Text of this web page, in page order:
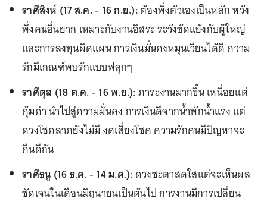
ราศีสิงห์ (17 ส.ค. - 16 ก.ย.):ต้องพึ่งตัวเองเป็นหลัก หวัง
พึ่งคนอื่นยาก เหมาะกับงานอิสระ ระวังขัดแย้งกับผู้ใหญ่
และการลงทุนผิดแผน การเงินมั่นคงหมุนเวียนได้ดี ความ
รักมีเกณฑ์พบรักแบบฟลุกๆ
ราศีตุล (18 ต.ค. - 16 พ.ย.):ภาระงานมากขึ้น เหนื่อยแต่
คุ้มค่า นำไปสู่ความมั่นคง การเงินดีจากน้ำพักน้ำแรง แต่
ดวงโชคลาภยังไม่มี งดเสี่ยงโชค ความรักคนมีปัญหาจะ
คืนดีกัน
ราศีธนู (16 ธ.ค. - 14 ม.ค.): ดวงชะตาสดใสแต่จะเห็นผล
ชัดเจนในเดือนมิถุนายนเป็นต้นไป การงานมีการเปลี่ยน